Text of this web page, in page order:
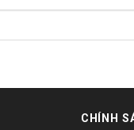
CHÍNH